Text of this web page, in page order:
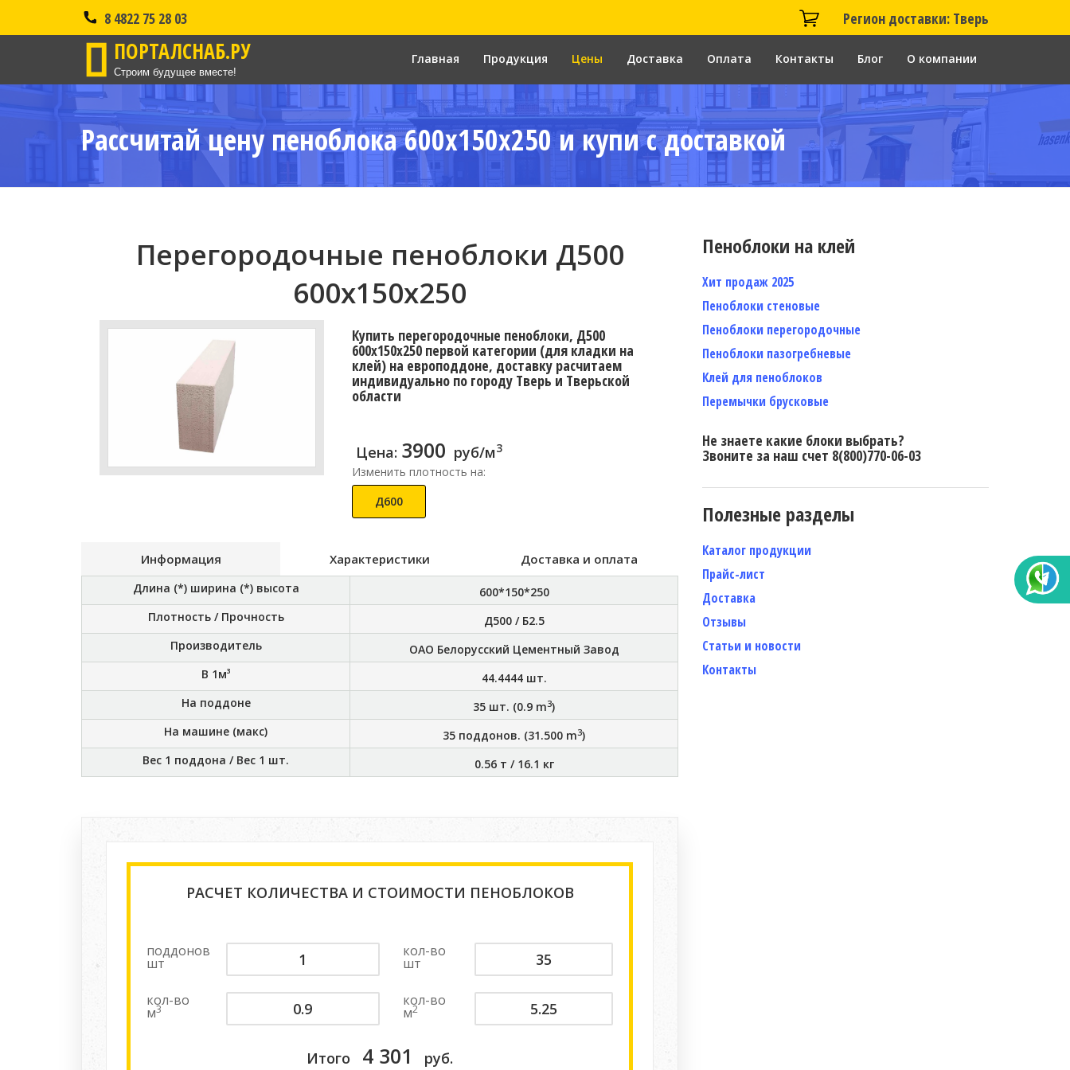
8 4822 75 28 03 Регион доставки: Тверь
ПОРТАЛСНАБ.РУ
Строим будущее вместе!
Главная Продукция Цены Доставка Оплата Контакты Блог О компании
Рассчитай цену пеноблока 600x150x250 и купи с доставкой
Перегородочные пеноблоки Д500
600x150x250
Купить перегородочные пеноблоки, Д500
600x150x250 первой категории (для кладки на
клей) на европоддоне, доставку расчитаем
индивидуально по городу Тверь и Тверьской
области
Цена: 3900 руб/м3
Изменить плотность на:
Д600
Информация Характеристики Доставка и оплата
Длина (*) ширина (*) высота
600*150*250
Плотность / Прочность
Д500 / Б2.5
Производитель
ОАО Белорусский Цементный Завод
В 1м³
44.4444шт.
На поддоне
35 шт. (0.9 m3)
На машине (макс)
35 поддонов. (31.500 m3)
Вес 1 поддона / Вес 1 шт.
0.56 т / 16.1 кг
РАСЧЕТ КОЛИЧЕСТВА И СТОИМОСТИ ПЕНОБЛОКОВ
поддонов
шт
кол-во
шт
кол-во
м3
кол-во
м2
Итого 4 301 руб.
Пеноблоки на клей
Хит продаж 2025
Пеноблоки стеновые
Пеноблоки перегородочные
Пеноблоки пазогребневые
Клей для пеноблоков
Перемычки брусковые
Не знаете какие блоки выбрать?
Звоните за наш счет 8(800)770-06-03
Полезные разделы
Каталог продукции
Прайс-лист
Доставка
Отзывы
Статьи и новости
Контакты